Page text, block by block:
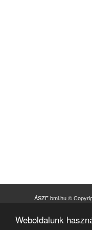
Weboldalunk
ÁSZFbmi.hu ©
Impresszum és